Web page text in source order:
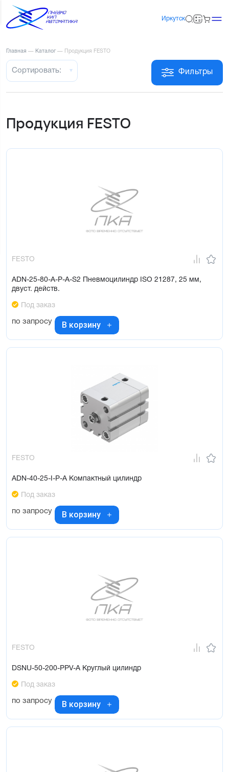
Иркутск
Главная — Каталог — Продукция FESTO
Фильтры
Сортировать:
Продукция FESTO
FESTO
ADN-25-80-A-P-A-S2 Пневмоцилиндр ISO 21287, 25 мм,
двуст. действ.
Под заказ
по запросу В корзину
FESTO
ADN-40-25-I-P-A Компактный цилиндр
Под заказ
по запросу В корзину
FESTO
DSNU-50-200-PPV-A Круглый цилиндр
Под заказ
по запросу В корзину